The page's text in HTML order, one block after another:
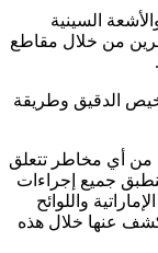
السينية
من خلال مقاطع
الدقيق وطريقة
من أي مخاطر تتعلق
جميع إجراءات
واللوائح
عنها خلال هذه